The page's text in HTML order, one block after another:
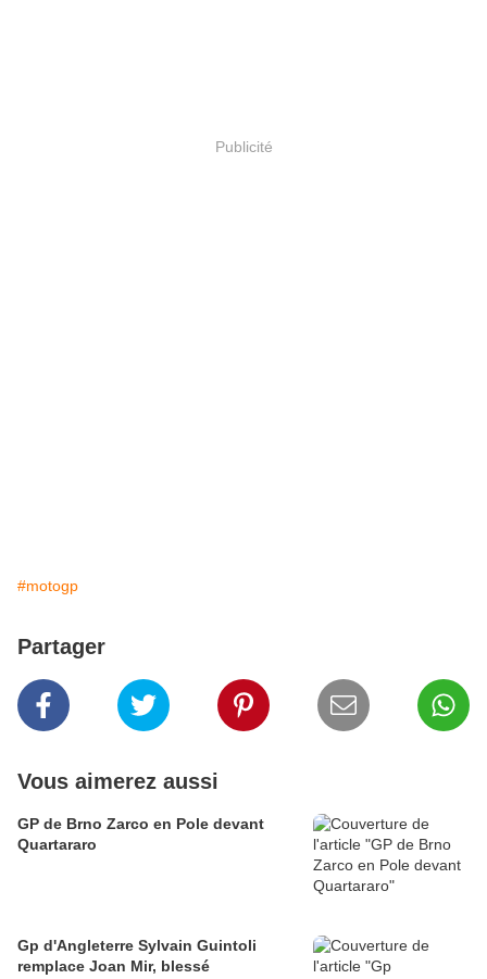
Publicité
#motogp
Partager
Vous aimerez aussi
GP de Brno Zarco en Pole devant
Quartararo
Gp d'Angleterre Sylvain Guintoli
remplace Joan Mir, blessé